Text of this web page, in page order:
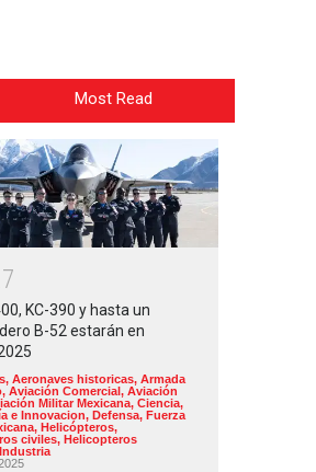
Most Read
7
KC-390 y hasta un
B-52 estarán en
, Aeronaves historicas, Armada
, Aviación Comercial, Aviación
Militar Mexicana, Ciencia,
e Innovacion, Defensa, Fuerza
, Helicópteros,
civiles, Helicopteros
Industria